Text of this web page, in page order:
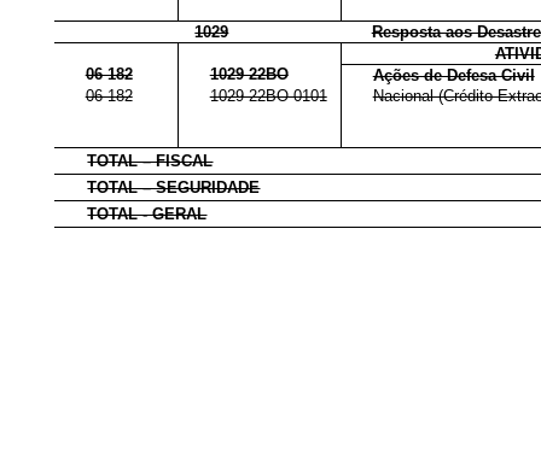
1029
Resposta aos
06 182
1029 22BO
Ações de Defesa Civil
06 182
1029 22BO 0101 Nacional (Crédito
TOTAL – FISCAL
TOTAL – SEGURIDADE
TOTAL - GERAL